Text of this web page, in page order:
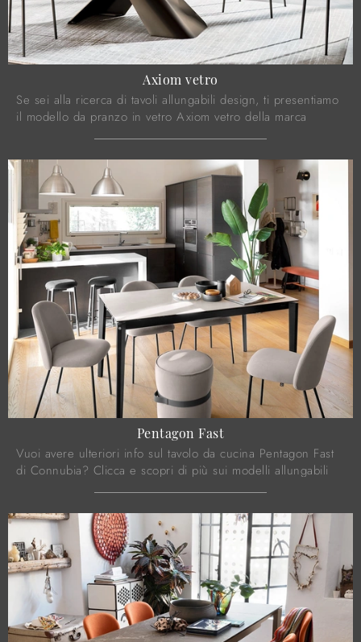
Axiom vetro
Se sei alla ricerca di tavoli allungabili design, ti presentiamo
il modello da pranzo in vetro Axiom vetro della marca
Pentagon Fast
Vuoi avere ulteriori info sul tavolo da cucina Pentagon Fast
di Connubia? Clicca e scopri di più sui modelli allungabili